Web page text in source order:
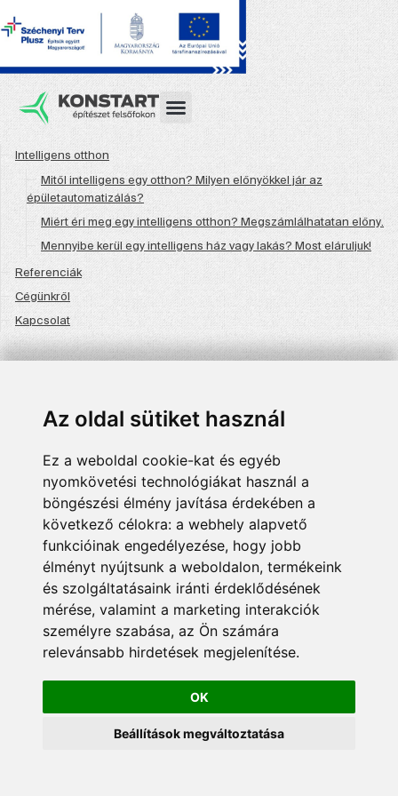
Az oldal sütiket használ
Ez a weboldal cookie-kat és egyéb
nyomkövetési technológiákat használ a
böngészési élmény javítása érdekében a
következő célokra: a webhely alapvető
funkcióinak engedélyezése, hogy jobb
élményt nyújtsunk a weboldalon, termékeink
és szolgáltatásaink iránti érdeklődésének
mérése, valamint a marketing interakciók
személyre szabása, az Ön számára
relevánsabb hirdetések megjelenítése.
OK
Beállítások megváltoztatása
Intelligens otthon
Mitől intelligens egy otthon? Milyen előnyökkel jár az
épületautomatizálás?
Miért éri meg egy intelligens otthon? Megszámlálhatatan előny.
Mennyibe kerül egy intelligens ház vagy lakás? Most eláruljuk!
Referenciák
Cégünkről
Kapcsolat
CégünkrőlKapcsolat